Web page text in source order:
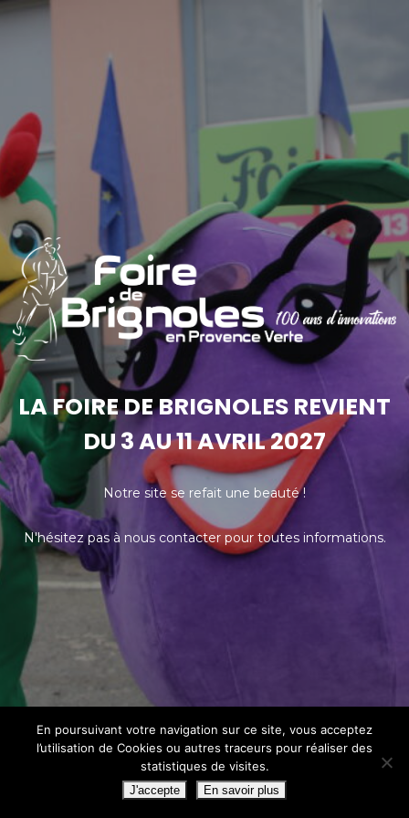
LA FOIRE DE BRIGNOLES REVIENT
DU 3 AU 11 AVRIL 2027
Notre site se refait une beauté !
N'hésitez pas à nous contacter pour toutes informations.
En poursuivant votre navigation sur ce site, vous acceptez
l’utilisation de Cookies ou autres traceurs pour réaliser des
statistiques de visites.
J'accepte En savoir plus